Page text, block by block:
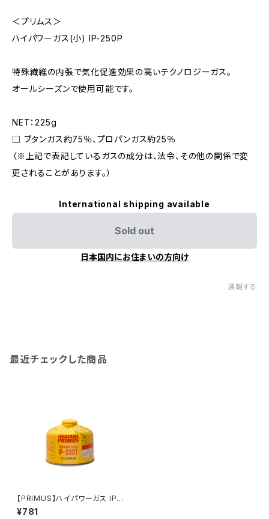
＜プリムス＞
ハイパワーガス(小) IP-250P
特殊繊維の内張で気化促進効果の高いテクノロジーガス。
オールシーズンで使用可能です。
NET：225g
□ ブタンガス約75％、プロパンガス約25％
（※上記で表記しているガスの成分は、法令、その他の関係で変
更されることがあります。）
International shipping available
Sold out
日本国内にお住まいの方向け
通報する
最近チェックした商品
【PRIMUS】ハイパワーガス IP-
250P
¥781